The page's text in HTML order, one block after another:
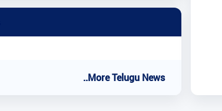
..More Telugu News